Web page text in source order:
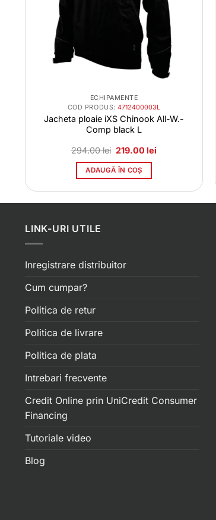
ECHIPAMENTE
COD PRODUS:4712400003L
Jacheta ploaie iXS Chinook All-W.-
Comp black L
294.00lei Prețul
a
fost:
219.00lei
ADAUGĂ ÎN COȘ
LINK-URI UTILE
Inregistrare distribuitor
Cum cumpar?
Politica de retur
Politica de livrare
Politica de plata
Intrebari frecvente
Credit Online prin UniCredit Consumer
Financing
Tutoriale video
Blog